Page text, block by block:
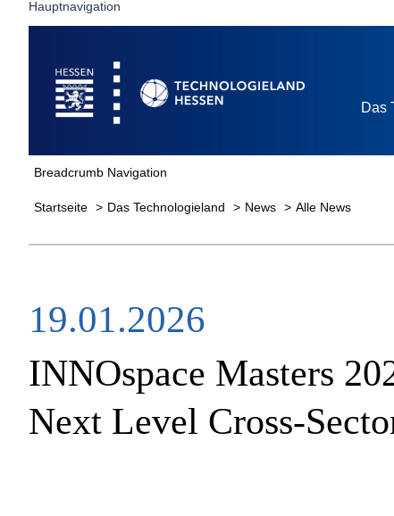
Hauptnavigation
Startseite
Das
Breadcrumb Navigation
Startseite Das Technologieland News Alle News
19.01.2026
INNOspace Masters
Next Level Cross-